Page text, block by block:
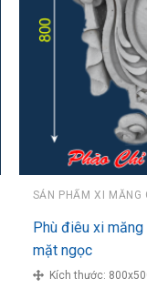
SẢN PHẨM XI MĂNG
Phù điêu xi
mặt ngọc
Kích thước: